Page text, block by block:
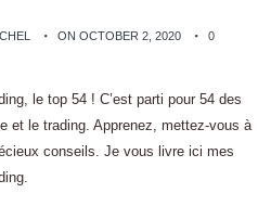
ON OCTOBER 2, 2020 0
le top 54 ! C’est parti pour 54 des
et le trading. Apprenez, mettez-vous à
conseils. Je vous livre ici mes